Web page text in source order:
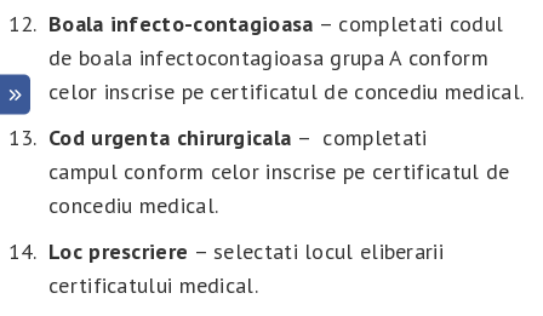
Boala infecto-contagioasa – completati codul
de boala infectocontagioasa grupa A conform
celor inscrise pe certificatul de concediu medical.
Cod urgenta chirurgicala – completati
campul conform celor inscrise pe certificatul de
concediu medical.
Loc prescriere – selectati locul eliberarii
certificatului medical.